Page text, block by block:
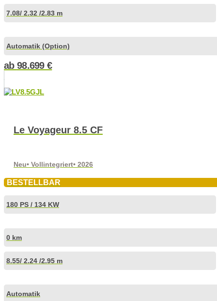
7.08/ 2.32 /2.83 m
Automatik (Option)
ab 98.699€
Le Voyageur 8.5 CF
Neu• Vollintegriert• 2026
BESTELLBAR
180 PS / 134 KW
0 km
8.55/ 2.24 /2.95 m
Automatik